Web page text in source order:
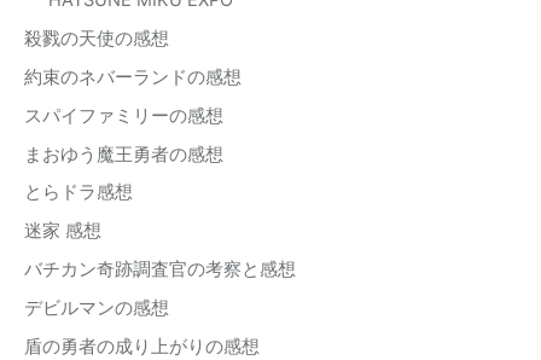
殺戮の天使の感想
約束のネバーランドの感想
スパイファミリーの感想
まおゆう魔王勇者の感想
とらドラ感想
迷家 感想
バチカン奇跡調査官の考察と感想
デビルマンの感想
盾の勇者の成り上がりの感想